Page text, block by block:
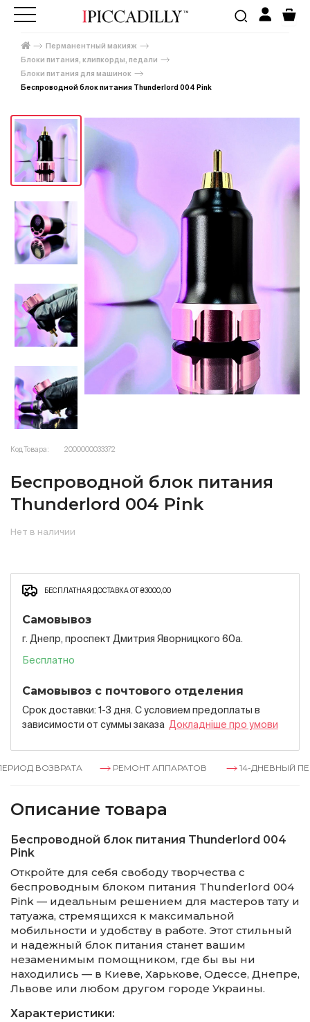
Перманентный макияж
Блоки питания, клипкорды, педали
Блоки питания для машинок
Беспроводной блок питания Thunderlord 004 Pink
Код Товара: 2000000033372
Беспроводной блок питания
Thunderlord 004 Pink
Нет в наличии
БЕСПЛАТНАЯ ДОСТАВКА ОТ ₴3000,00
Самовывоз
г. Днепр, проспект Дмитрия Яворницкого 60а.
Бесплатно
Самовывоз с почтового отделения
Срок доставки: 1-3 дня. С условием предоплаты в
зависимости от суммы заказа Докладнiше про умови
ВОЗВРАТА РЕМОНТ АППАРАТОВ 14-ДНЕВНЫЙ
Описание товара
Беспроводной блок питания Thunderlord 004
Pink
Откройте для себя свободу творчества с
беспроводным блоком питания Thunderlord 004
Pink — идеальным решением для мастеров тату и
татуажа, стремящихся к максимальной
мобильности и удобству в работе. Этот стильный
и надежный блок питания станет вашим
незаменимым помощником, где бы вы ни
находились — в Киеве, Харькове, Одессе, Днепре,
Львове или любом другом городе Украины.
Характеристики: